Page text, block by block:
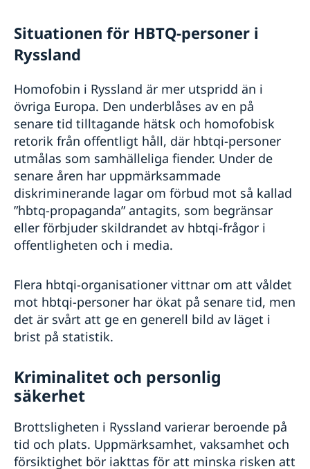
Situationen för HBTQ-personer i
Ryssland
Homofobin i Ryssland är mer utspridd än i
övriga Europa. Den underblåses av en på
senare tid tilltagande hätsk och homofobisk
retorik från offentligt håll, där hbtqi-personer
utmålas som samhälleliga fiender. Under de
senare åren har uppmärksammade
diskriminerande lagar om förbud mot så kallad
”hbtq-propaganda” antagits, som begränsar
eller förbjuder skildrandet av hbtqi-frågor i
offentligheten och i media.
Flera hbtqi-organisationer vittnar om att våldet
mot hbtqi-personer har ökat på senare tid, men
det är svårt att ge en generell bild av läget i
brist på statistik.
Kriminalitet och personlig
säkerhet
Brottsligheten i Ryssland varierar beroende på
tid och plats. Uppmärksamhet, vaksamhet och
försiktighet bör iakttas för att minska risken att